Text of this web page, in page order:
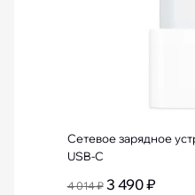
Сетевое зарядное
USB-C
4 014 ₽ 3 490 ₽